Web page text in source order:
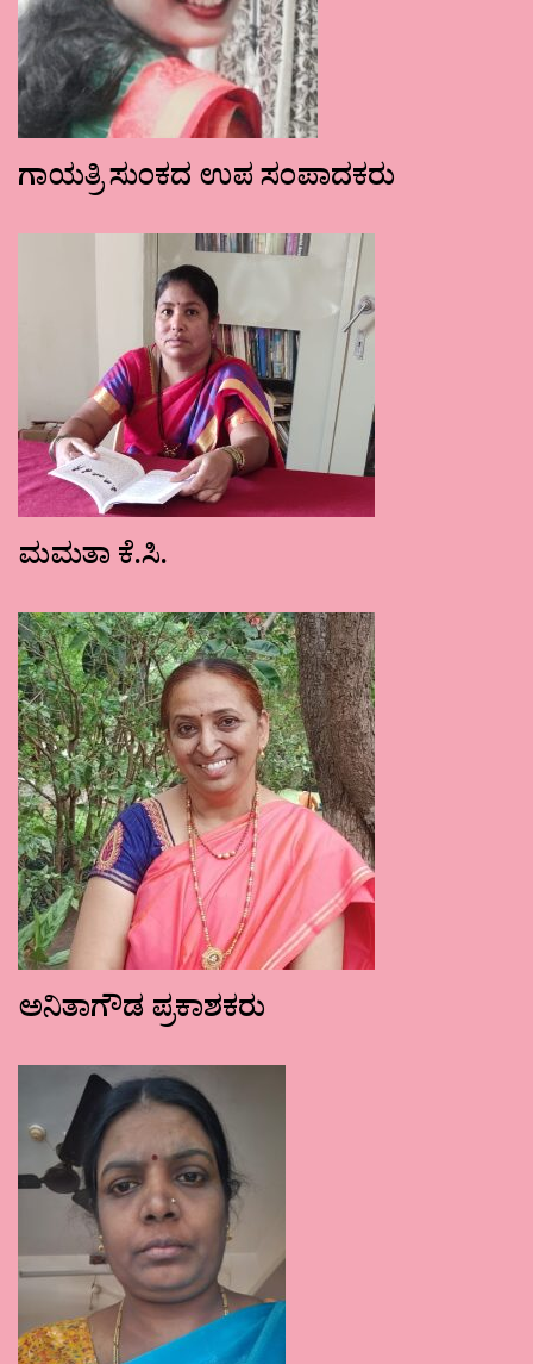
ಗಾಯತ್ರಿ ಸುಂಕದ ಉಪ ಸಂಪಾದಕರು
ಮಮತಾ ಕೆ.ಸಿ.
ಅನಿತಾಗೌಡ ಪ್ರಕಾಶಕರು